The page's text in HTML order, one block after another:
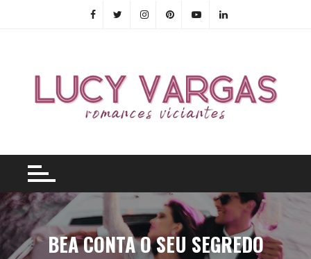
BEA CONTA O SEU SEGREDO